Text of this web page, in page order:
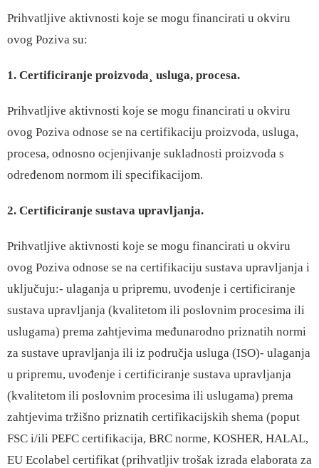
Prihvatljive aktivnosti koje se mogu financirati u okviru
ovog Poziva su:
1. Certificiranje proizvoda¸ usluga, procesa.
Prihvatljive aktivnosti koje se mogu financirati u okviru
ovog Poziva odnose se na certifikaciju proizvoda, usluga,
procesa, odnosno ocjenjivanje sukladnosti proizvoda s
određenom normom ili specifikacijom.
2. Certificiranje sustava upravljanja.
Prihvatljive aktivnosti koje se mogu financirati u okviru
ovog Poziva odnose se na certifikaciju sustava upravljanja i
uključuju:- ulaganja u pripremu, uvođenje i certificiranje
sustava upravljanja (kvalitetom ili poslovnim procesima ili
uslugama) prema zahtjevima međunarodno priznatih normi
za sustave upravljanja ili iz područja usluga (ISO)- ulaganja
u pripremu, uvođenje i certificiranje sustava upravljanja
(kvalitetom ili poslovnim procesima ili uslugama) prema
zahtjevima tržišno priznatih certifikacijskih shema (poput
FSC i/ili PEFC certifikacija, BRC norme, KOSHER, HALAL,
EU Ecolabel certifikat (prihvatljiv trošak izrada elaborata za